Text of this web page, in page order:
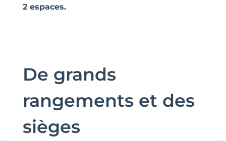
2 espaces.
De grands
rangements et des
sièges